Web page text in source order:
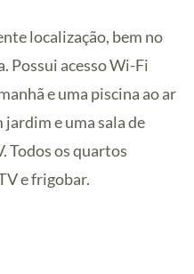
localização, bem no
Possui acesso Wi-Fi
e uma piscina ao ar
jardim e uma sala de
Todos os quartos
e frigobar.